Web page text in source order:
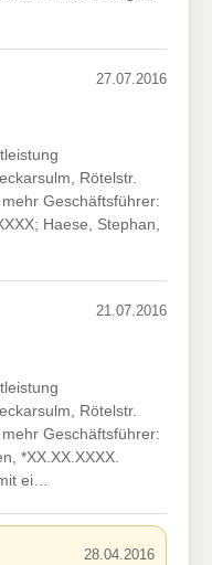
27.07.2016
Rötelstr.
Geschäftsführer:
Haese, Stephan,
21.07.2016
Rötelstr.
Geschäftsführer:
*XX.XX.XXXX.
ei…
28.04.2016